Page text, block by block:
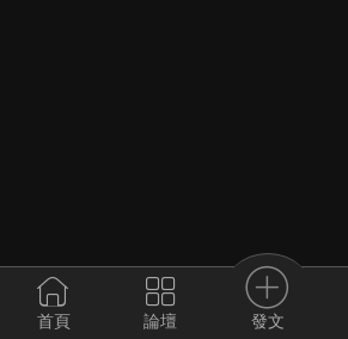
首頁 論壇 發文